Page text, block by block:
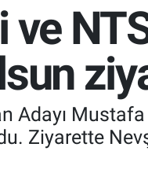
Adayı
Ziyarette